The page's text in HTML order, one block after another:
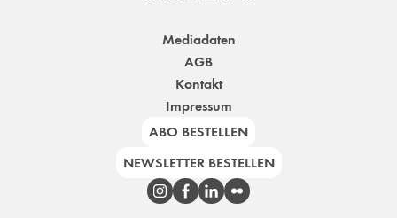
Mediadaten
AGB
Kontakt
Impressum
ABO BESTELLEN
NEWSLETTER BESTELLEN